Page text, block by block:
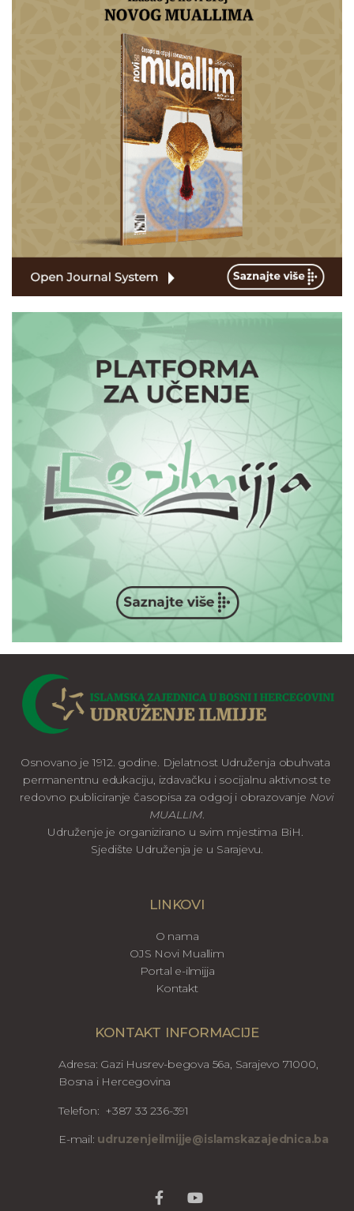
Osnovano je 1912. godine. Djelatnost Udruženja obuhvata
permanentnu edukaciju, izdavačku i socijalnu aktivnost te
redovno publiciranje časopisa za odgoj i obrazovanje Novi
MUALLIM.
Udruženje je organizirano u svim mjestima BiH.
Sjedište Udruženja je u Sarajevu.
LINKOVI
O nama
OJS Novi Muallim
Portal e-ilmijja
Kontakt
KONTAKT INFORMACIJE
Adresa: Gazi Husrev-begova 56a, Sarajevo 71000,
Bosna i Hercegovina
Telefon: +387 33 236-391
E-mail: udruzenjeilmijje@islamskazajednica.ba